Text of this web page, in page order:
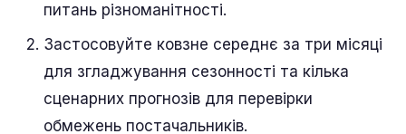
питань різноманітності.
Застосовуйте ковзне середнє за три місяці
для згладжування сезонності та кілька
сценарних прогнозів для перевірки
обмежень постачальників.